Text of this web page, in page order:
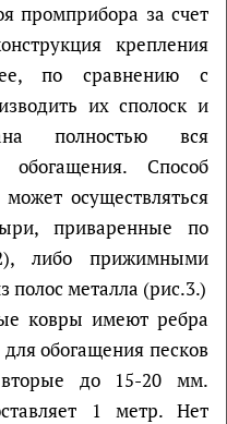
промприбора за счет
крепления
по сравнению с
их сполоск и
полностью вся
Способ
осуществляться
приваренные по
либо прижимными
металла (рис.3.)
ковры имеют ребра
обогащения песков
до 15-20 мм.
1 метр. Нет